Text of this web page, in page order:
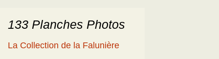
silicifiée …
133 Planches Photos
La Collection de la Falunière